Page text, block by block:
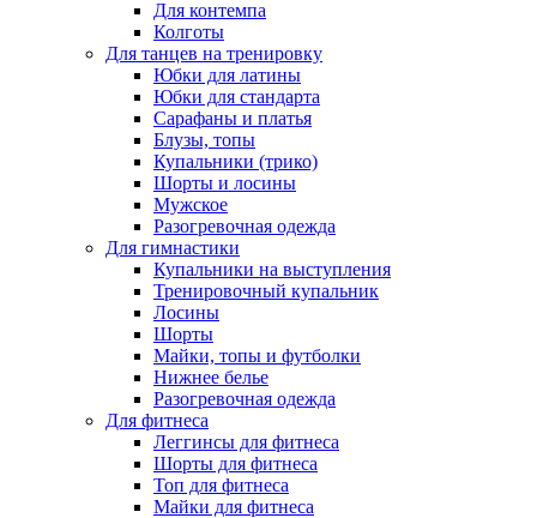
Для контемпа
Колготы
Для танцев на тренировку
Юбки для латины
Юбки для стандарта
Сарафаны и платья
Блузы, топы
Купальники (трико)
Шорты и лосины
Мужское
Разогревочная одежда
Для гимнастики
Купальники на выступления
Тренировочный купальник
Лосины
Шорты
Майки, топы и футболки
Нижнее белье
Разогревочная одежда
Для фитнеса
Леггинсы для фитнеса
Шорты для фитнеса
Топ для фитнеса
Майки для фитнеса